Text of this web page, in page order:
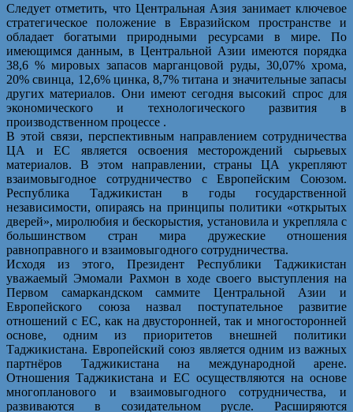
Следует отметить, что Центральная Азия занимает ключевое
стратегическое положение в Евразийском пространстве и
обладает богатыми природными ресурсами в мире. По
имеющимся данным, в Центральной Азии имеются порядка
38,6 % мировых запасов марганцовой руды, 30,07% хрома,
20% свинца, 12,6% цинка, 8,7% титана и значительные запасы
других материалов. Они имеют сегодня высокий спрос для
экономического и технологического развития в
производственном процессе .
В этой связи, перспективным направлением сотрудничества
ЦА и ЕС является освоения месторождений сырьевых
материалов. В этом направлении, страны ЦА укрепляют
взаимовыгодное сотрудничество с Европейским Союзом.
Республика Таджикистан в годы государственной
независимости, опираясь на принципы политики «открытых
дверей», миролюбия и бескорыстия, установила и укрепляла с
большинством стран мира дружеские отношения
равноправного и взаимовыгодного сотрудничества.
Исходя из этого, Президент Республики Таджикистан
уважаемый Эмомали Рахмон в ходе своего выступления на
Первом самаркандском саммите Центральной Азии и
Европейского союза назвал поступательное развитие
отношений с ЕС, как на двусторонней, так и многосторонней
основе, одним из приоритетов внешней политики
Таджикистана. Европейский союз является одним из важных
партнёров Таджикистана на международной арене.
Отношения Таджикистана и ЕС осуществляются на основе
многопланового и взаимовыгодного сотрудничества, и
развиваются в созидательном русле. Расширяются